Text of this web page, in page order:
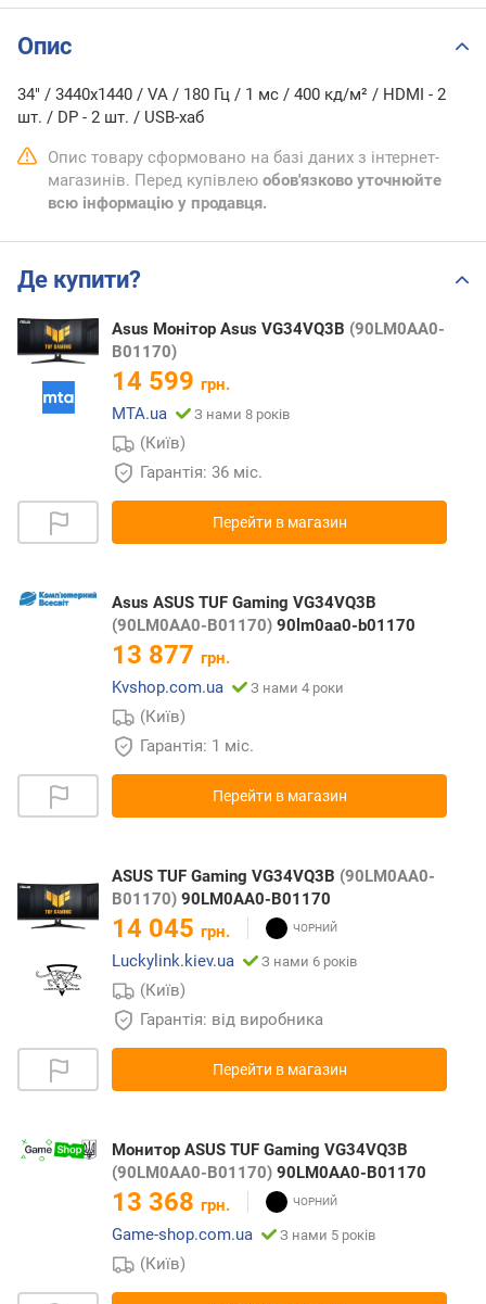
Опис
34" / 3440х1440 / VA / 180 Гц / 1 мс / 400 кд/м² / HDMI - 2
шт. / DP - 2 шт. / USB-хаб
Опис товару сформовано на базі даних з інтернет-
магазинів. Перед купівлею обов'язково уточнюйте
всю інформацію у продавця.
Де купити?
Asus Монітор Asus VG34VQ3B (90LM0AA0-
B01170)
14 599 грн.
MTA.ua
З нами 8 років
(Київ)
Гарантія: 36 міс.
Перейти в магазин
Asus ASUS TUF Gaming VG34VQ3B
(90LM0AA0-B01170) 90lm0aa0-b01170
13 877 грн.
Kvshop.com.ua
З нами 4 роки
(Київ)
Гарантія: 1 міс.
Перейти в магазин
ASUS TUF Gaming VG34VQ3B (90LM0AA0-
B01170) 90LM0AA0-B01170
14 045 грн.
Luckylink.kiev.ua
З нами 6 років
(Київ)
Гарантія: від виробника
Перейти в магазин
Монитор ASUS TUF Gaming VG34VQ3B
(90LM0AA0-B01170) 90LM0AA0-B01170
13 368 грн.
Game-shop.com.ua
З нами 5 років
(Київ)